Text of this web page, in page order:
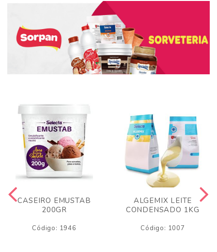
CASEIRO EMUSTAB
200GR
Código: 1946
ALGEMIX LEITE
CONDENSADO 1KG
Código: 1007